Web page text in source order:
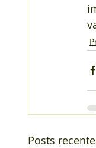
Posts